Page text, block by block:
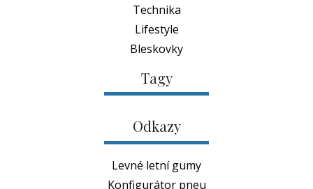
Technika
Lifestyle
Bleskovky
Tagy
Odkazy
Levné letní gumy
Konfigurátor pneu